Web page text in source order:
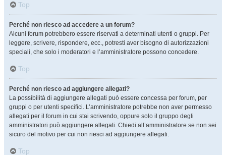
Top
Perché non riesco ad accedere a un forum?
Alcuni forum potrebbero essere riservati a determinati utenti o gruppi. Per
leggere, scrivere, rispondere, ecc., potresti aver bisogno di autorizzazioni
speciali, che solo i moderatori e l’amministratore possono concedere.
Top
Perché non riesco ad aggiungere allegati?
La possibilità di aggiungere allegati può essere concessa per forum, per
gruppi o per utenti specifici. L’amministratore potrebbe non aver permesso
allegati per il forum in cui stai scrivendo, oppure solo il gruppo degli
amministratori può aggiungere allegati. Chiedi all’amministratore se non sei
sicuro del motivo per cui non riesci ad aggiungere allegati.
Top